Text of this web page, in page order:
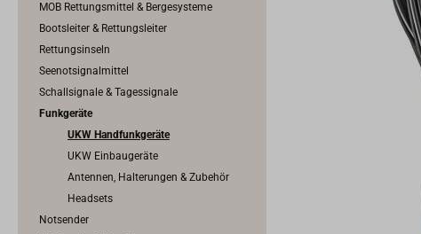
MOB Rettungsmittel & Bergesysteme
Bootsleiter & Rettungsleiter
Rettungsinseln
Seenotsignalmittel
Schallsignale & Tagessignale
Funkgeräte
UKW Handfunkgeräte
UKW Einbaugeräte
Antennen, Halterungen & Zubehör
Headsets
Notsender